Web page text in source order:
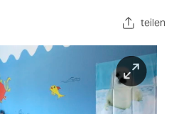
teilen